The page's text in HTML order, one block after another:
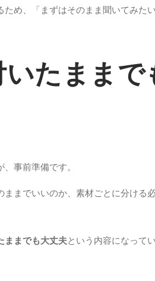
め、「まずはそのまま聞いてみた
たまま
事前準備です。
までいいのか、素材ごとに分ける
ままでも大丈夫という内容になって